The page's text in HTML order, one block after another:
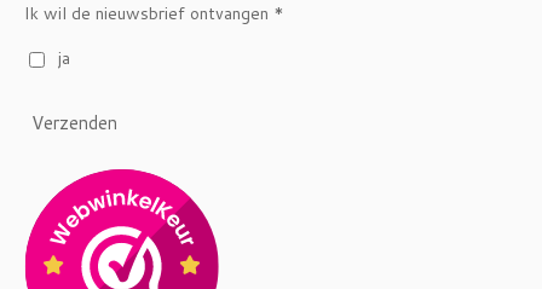
Ik wil de nieuwsbrief ontvangen *
ja
Verzenden